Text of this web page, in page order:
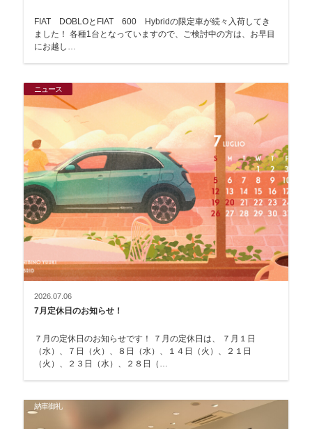
FIAT DOBLOとFIAT 600 Hybridの限定車が続々入荷してき
ました！ 各種1台となっていますので、ご検討中の方は、お早目
にお越し…
ニュース
2026.07.06
7月定休日のお知らせ！
７月の定休日のお知らせです！ ７月の定休日は、 ７月１日
（水）、７日（火）、８日（水）、１４日（火）、２１日
（火）、２３日（水）、２８日（…
納車御礼